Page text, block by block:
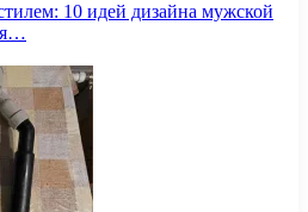
10 идей дизайна мужской